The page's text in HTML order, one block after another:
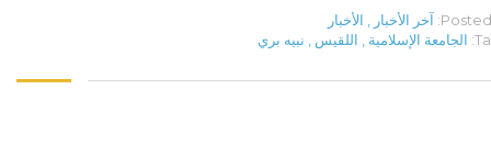
Posted آخر الأخبار
الأخبار
الجامعة الإسلامية اللقيس نبيه بري